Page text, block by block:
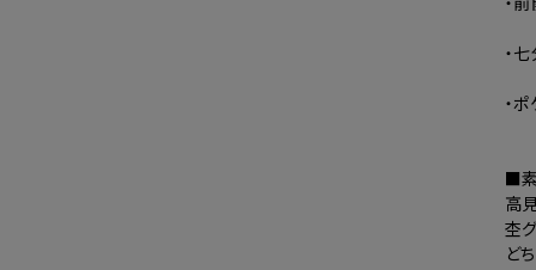
・
・
■
高
杢
ど